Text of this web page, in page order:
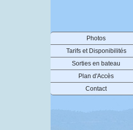
Photos
Tarifs et Disponibilités
Sorties en bateau
Plan d'Accès
Contact